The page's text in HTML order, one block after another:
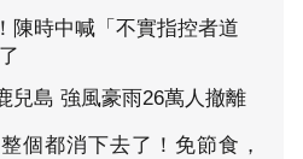
陳時中喊「不實指控者道
兒島 強風豪雨26萬人撤離
個都消下去了！免節食，